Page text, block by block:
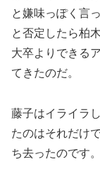
と嫌味っぽく言
と否定したら柏
大卒よりできる
てきたのだ。
藤子はイライラ
たのはそれだけ
ち去ったのです。